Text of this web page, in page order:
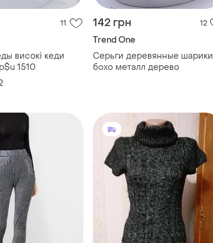
11
високі кеди
1510
142 грн 12
Trend One
Серьги деревянные шарики
бохо металл дерево